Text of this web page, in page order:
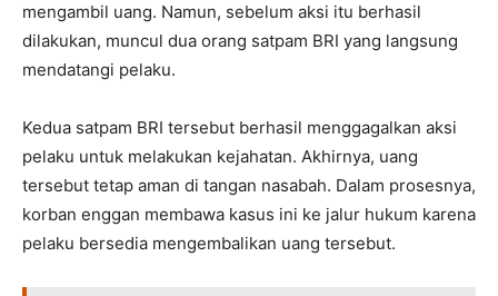
mengambil uang. Namun, sebelum aksi itu berhasil
dilakukan, muncul dua orang satpam BRI yang langsung
mendatangi pelaku.
Kedua satpam BRI tersebut berhasil menggagalkan aksi
pelaku untuk melakukan kejahatan. Akhirnya, uang
tersebut tetap aman di tangan nasabah. Dalam prosesnya,
korban enggan membawa kasus ini ke jalur hukum karena
pelaku bersedia mengembalikan uang tersebut.